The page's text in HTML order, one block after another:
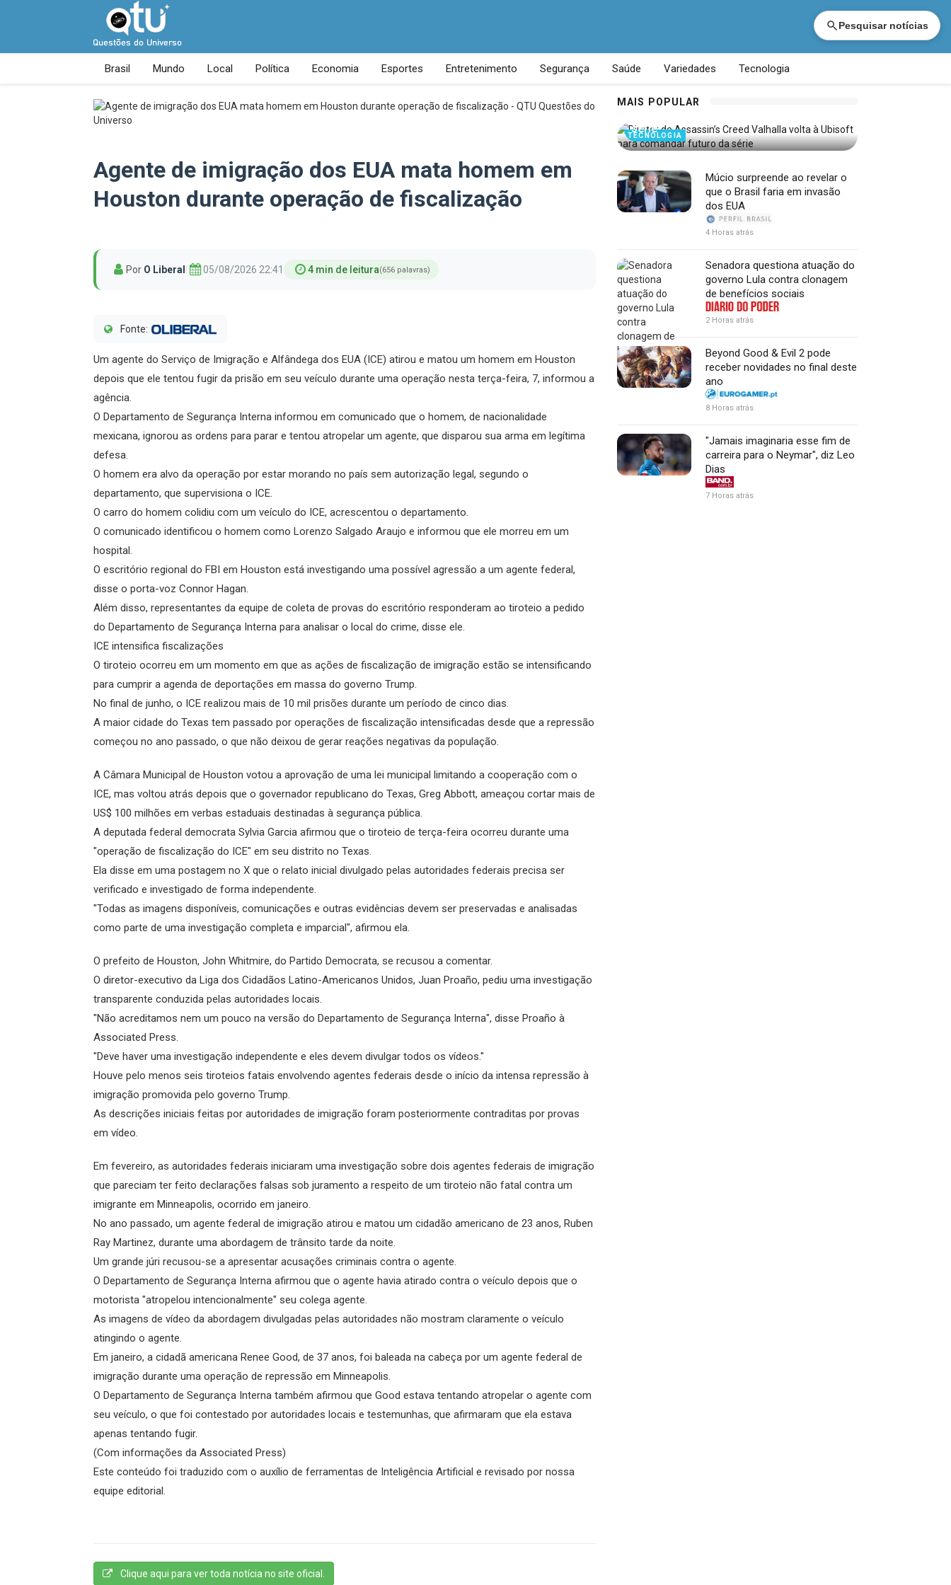
Pesquisar notícias
Brasil Mundo Local Política Economia Esportes Entretenimento Segurança Saúde Variedades Tecnologia
Agente de imigração dos EUA mata homem em
Houston durante operação de fiscalização
Por O Liberal 05/08/2026 22:41 4 min de leitura(656 palavras)
Fonte:
Um agente do Serviço de Imigração e Alfândega dos EUA (ICE) atirou e matou um homem em Houston
depois que ele tentou fugir da prisão em seu veículo durante uma operação nesta terça-feira, 7, informou a
agência.
O Departamento de Segurança Interna informou em comunicado que o homem, de nacionalidade
mexicana, ignorou as ordens para parar e tentou atropelar um agente, que disparou sua arma em legítima
defesa.
O homem era alvo da operação por estar morando no país sem autorização legal, segundo o
departamento, que supervisiona o ICE.
O carro do homem colidiu com um veículo do ICE, acrescentou o departamento.
O comunicado identificou o homem como Lorenzo Salgado Araujo e informou que ele morreu em um
hospital.
O escritório regional do FBI em Houston está investigando uma possível agressão a um agente federal,
disse o porta-voz Connor Hagan.
Além disso, representantes da equipe de coleta de provas do escritório responderam ao tiroteio a pedido
do Departamento de Segurança Interna para analisar o local do crime, disse ele.
ICE intensifica fiscalizações
O tiroteio ocorreu em um momento em que as ações de fiscalização de imigração estão se intensificando
para cumprir a agenda de deportações em massa do governo Trump.
No final de junho, o ICE realizou mais de 10 mil prisões durante um período de cinco dias.
A maior cidade do Texas tem passado por operações de fiscalização intensificadas desde que a repressão
começou no ano passado, o que não deixou de gerar reações negativas da população.
A Câmara Municipal de Houston votou a aprovação de uma lei municipal limitando a cooperação com o
ICE, mas voltou atrás depois que o governador republicano do Texas, Greg Abbott, ameaçou cortar mais de
US$ 100 milhões em verbas estaduais destinadas à segurança pública.
A deputada federal democrata Sylvia Garcia afirmou que o tiroteio de terça-feira ocorreu durante uma
"operação de fiscalização do ICE" em seu distrito no Texas.
Ela disse em uma postagem no X que o relato inicial divulgado pelas autoridades federais precisa ser
verificado e investigado de forma independente.
"Todas as imagens disponíveis, comunicações e outras evidências devem ser preservadas e analisadas
como parte de uma investigação completa e imparcial", afirmou ela.
O prefeito de Houston, John Whitmire, do Partido Democrata, se recusou a comentar.
O diretor-executivo da Liga dos Cidadãos Latino-Americanos Unidos, Juan Proaño, pediu uma investigação
transparente conduzida pelas autoridades locais.
"Não acreditamos nem um pouco na versão do Departamento de Segurança Interna", disse Proaño à
Associated Press.
"Deve haver uma investigação independente e eles devem divulgar todos os vídeos."
Houve pelo menos seis tiroteios fatais envolvendo agentes federais desde o início da intensa repressão à
imigração promovida pelo governo Trump.
As descrições iniciais feitas por autoridades de imigração foram posteriormente contraditas por provas
em vídeo.
Em fevereiro, as autoridades federais iniciaram uma investigação sobre dois agentes federais de imigração
que pareciam ter feito declarações falsas sob juramento a respeito de um tiroteio não fatal contra um
imigrante em Minneapolis, ocorrido em janeiro.
No ano passado, um agente federal de imigração atirou e matou um cidadão americano de 23 anos, Ruben
Ray Martinez, durante uma abordagem de trânsito tarde da noite.
Um grande júri recusou-se a apresentar acusações criminais contra o agente.
O Departamento de Segurança Interna afirmou que o agente havia atirado contra o veículo depois que o
motorista "atropelou intencionalmente" seu colega agente.
As imagens de vídeo da abordagem divulgadas pelas autoridades não mostram claramente o veículo
atingindo o agente.
Em janeiro, a cidadã americana Renee Good, de 37 anos, foi baleada na cabeça por um agente federal de
imigração durante uma operação de repressão em Minneapolis.
O Departamento de Segurança Interna também afirmou que Good estava tentando atropelar o agente com
seu veículo, o que foi contestado por autoridades locais e testemunhas, que afirmaram que ela estava
apenas tentando fugir.
(Com informações da Associated Press)
Este conteúdo foi traduzido com o auxílio de ferramentas de Inteligência Artificial e revisado por nossa
equipe editorial.
Clique aqui para ver toda notícia no site oficial.
MAIS POPULAR
TECNOLOGIA
Diretor de Assassin’s Creed Valhalla
série
Múcio surpreende ao revelar o
que o Brasil faria em invasão
dos EUA
4 Horas atrás
Senadora questiona atuação do
governo Lula contra clonagem
de benefícios sociais
2 Horas atrás
Beyond Good & Evil 2 pode
receber novidades no final deste
ano
8 Horas atrás
"Jamais imaginaria esse fim de
carreira para o Neymar", diz Leo
Dias
7 Horas atrás